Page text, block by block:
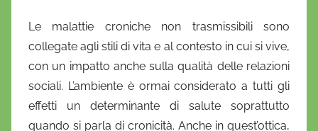
Le malattie croniche non trasmissibili sono
collegate agli stili di vita e al contesto in cui si vive,
con un impatto anche sulla qualità delle relazioni
sociali. L’ambiente è ormai considerato a tutti gli
effetti un determinante di salute soprattutto
quando si parla di cronicità. Anche in quest’ottica,